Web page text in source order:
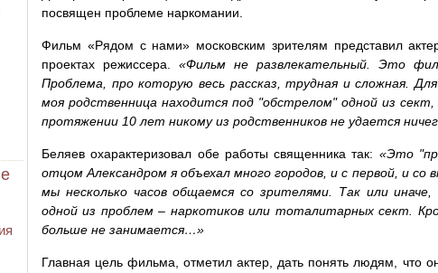
посвящен проблеме наркомании.
Фильм «Рядом с нами» московским зрителям представил
проектах режиссера. «Фильм не развлекательный. Это
Проблема, про которую весь рассказ, трудная и сложная.
моя родственница находится под "обстрелом" одной из
протяжении 10 лет никому из родственников не удается
Беляев охарактеризовал обе работы священника так: «Это
отцом Александром я объехал много городов, и с первой, и
мы несколько часов общаемся со зрителями. Так или
одной из проблем – наркотиков или тоталитарных сект.
больше не занимается…»
Главная цель фильма, отметил актер, дать понять людям, что